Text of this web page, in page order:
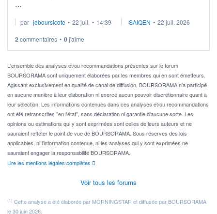
via un ETF plutôt que des actions individuelles.
Idéalement, je voudrais qu'il soit éligible au PEA.
Pour l' ...
par jeboursicote • 22 juil. • 14:39 SAIQEN • 22 juil. 2026
2 commentaires • 0j'aime
L'ensemble des analyses et/ou recommandations présentes sur le forum
BOURSORAMA sont uniquement élaborées par les membres qui en sont émetteurs.
Agissant exclusivement en qualité de canal de diffusion, BOURSORAMA n'a participé
en aucune manière à leur élaboration ni exercé aucun pouvoir discrétionnaire quant à
leur sélection. Les informations contenues dans ces analyses et/ou recommandations
ont été retranscrites "en l'état", sans déclaration ni garantie d'aucune sorte. Les
opinions ou estimations qui y sont exprimées sont celles de leurs auteurs et ne
sauraient refléter le point de vue de BOURSORAMA. Sous réserves des lois
applicables, ni l'information contenue, ni les analyses qui y sont exprimées ne
sauraient engager la responsabilité BOURSORAMA.
Lire les mentions légales complètes
Voir tous les forums
(1) Cette analyse a été élaborée par MORNINGSTAR et diffusée par BOURSORAMA
le 30 juin 2026.